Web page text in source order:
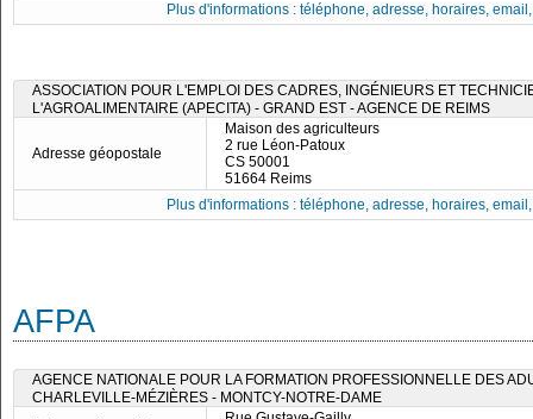
Plus d'informations : téléphone, adresse, horaires,
ASSOCIATION POUR L'EMPLOI DES CADRES, INGÉNIEURS ET
L'AGROALIMENTAIRE (APECITA) - GRAND EST - AGENCE DE REIMS
Adresse géopostale
Maison des agriculteurs
2 rue Léon-Patoux
CS 50001
51664 Reims
Plus d'informations : téléphone, adresse, horaires,
AFPA
AGENCE NATIONALE POUR LA FORMATION PROFESSIONNELLE DES
CHARLEVILLE-MÉZIÈRES - MONTCY-NOTRE-DAME